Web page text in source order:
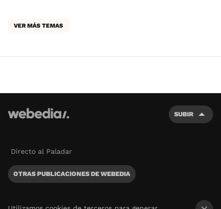
VER MÁS TEMAS
SUBIR
Directo al Paladar
OTRAS PUBLICACIONES DE WEBEDIA